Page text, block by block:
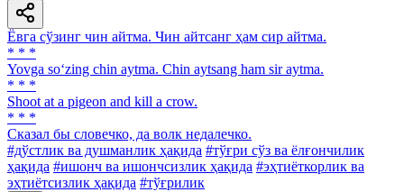
Ёвга сўзинг чин айтма. Чин айтсанг ҳам сир айтма.
* * *
Yovga so‘zing chin aytma. Chin aytsang ham sir aytma.
* * *
Shoot at a pigeon and kill a crow.
* * *
Сказал бы словечко, да волк недалечко.
#дўстлик ва душманлик ҳақида #тўғри сўз ва ёлғончилик
ҳақида #ишонч ва ишончсизлик ҳақида #эҳтиёткорлик ва
эҳтиётсизлик ҳақида #тўғрилик